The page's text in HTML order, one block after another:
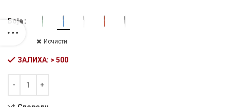
Боја
Исчисти
ЗАЛИХА: > 500